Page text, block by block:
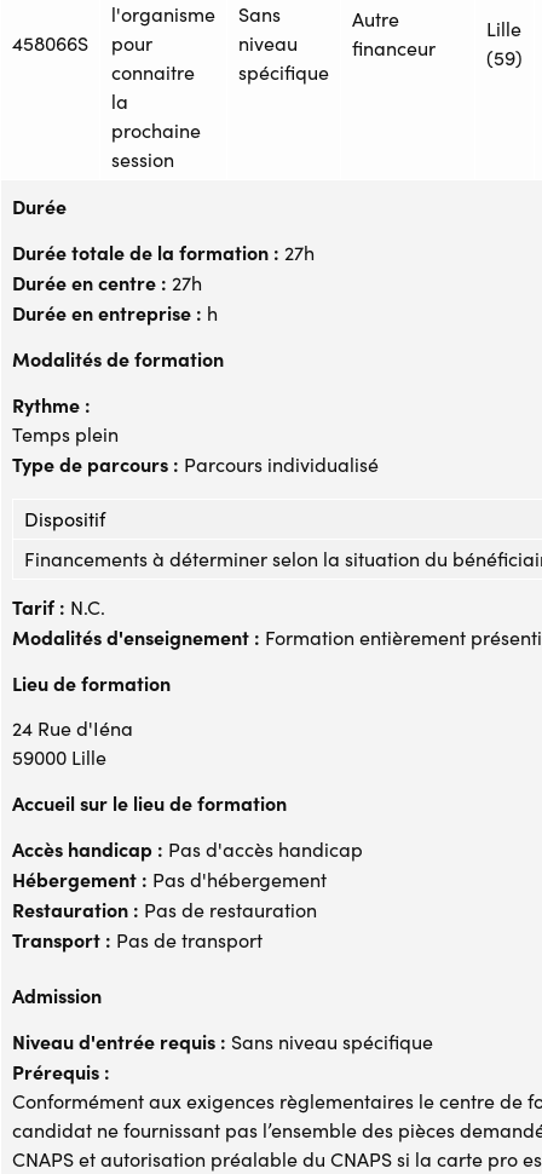
458066S
l'organisme
pour
connaitre
la
prochaine
session
Sans
niveau
spécifique
Autre
financeur
Lille
(59)
Durée
Durée totale de la formation : 27h
Durée en centre : 27h
Durée en entreprise : h
Modalités de formation
Rythme :
Temps plein
Type de parcours : Parcours individualisé
Dispositif
Financements à déterminer selon la situation du
Tarif : N.C.
Modalités d'enseignement : Formation entièrement
Lieu de formation
24 Rue d'Iéna
59000 Lille
Accueil sur le lieu de formation
Accès handicap : Pas d'accès handicap
Hébergement : Pas d'hébergement
Restauration : Pas de restauration
Transport : Pas de transport
Admission
Niveau d'entrée requis : Sans niveau spécifique
Prérequis :
Conformément aux exigences règlementaires le centre de
candidat ne fournissant pas l’ensemble des pièces
CNAPS et autorisation préalable du CNAPS si la carte pro